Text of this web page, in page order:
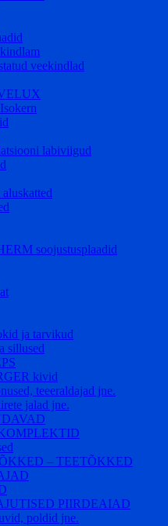
veekindlad
labiviigud
soojustusplaadid
ja tarvikud
sillused
kivid
teeeraldajad jne.
jalad jne.
– TEETÕKKED
PIIRDEAIAD
poldid jne.